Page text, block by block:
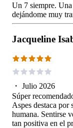
Un 7 siempre.
dejándome muy
Jacqueline
・ Julio 2026
Súper
Aspes destaca por
humana. Sentirse
tan positiva en el